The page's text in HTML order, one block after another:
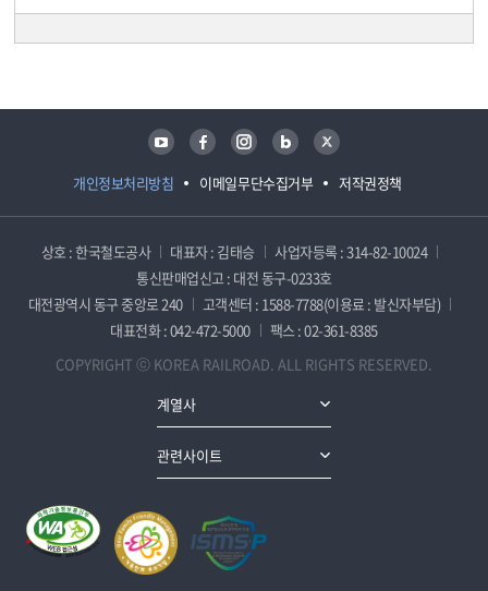
개인정보처리방침 이메일무단수집거부 저작권정책
유튜브 페이스북 인스타그램 블로그 트위터
상호 : 한국철도공사 대표자 : 김태승
사업자등록 : 314-82-10024
통신판매업신고 : 대전 동구-0233호
대전광역시 동구 중앙로 240
고객센터 : 1588-7788(이용료 : 발신자부담)
대표전화 : 042-472-5000
팩스 : 02-361-8385
COPYRIGHT ⓒ KOREA RAILROAD. ALL RIGHTS RESERVED.
계열사
관련사이트